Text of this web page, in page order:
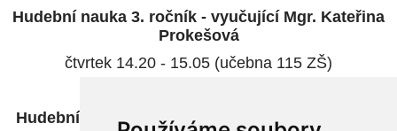
Hudební nauka 3. ročník - vyučující Mgr. Kateřina
Prokešová
čtvrtek 14.20 - 15.05 (učebna 115 ZŠ)
Hudební nauka 4. ročník - vyučující Mgr. Martina